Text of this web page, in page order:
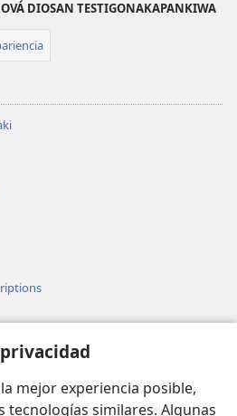
mejor experiencia posible,
tecnologías similares. Algunas
DIOSAN TESTIGONAKAPANKIWA